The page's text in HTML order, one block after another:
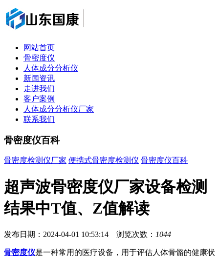
网站首页
骨密度仪
人体成分分析仪
新闻资讯
走进我们
客户案例
人体成分分析仪厂家
联系我们
骨密度仪百科
骨密度检测仪厂家 便携式骨密度检测仪 骨密度仪百科
超声波骨密度仪厂家设备检测
结果中T值、Z值解读
发布日期：2024-04-01 10:53:14 浏览次数： 1044
骨密度仪是一种常用的医疗设备，用于评估人体骨骼的健康状